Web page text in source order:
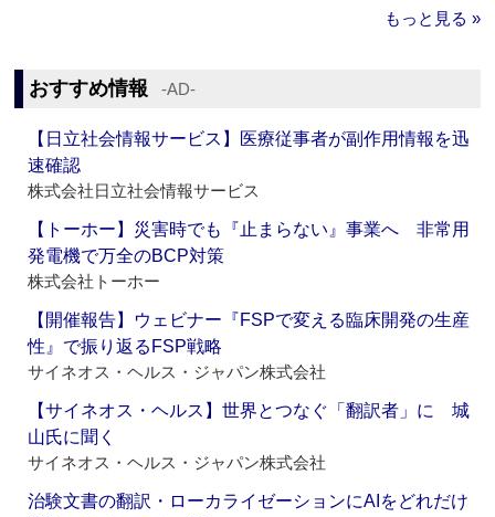
もっと見る »
おすすめ情報 ‐AD‐
【日立社会情報サービス】医療従事者が副作用情報を迅
速確認
株式会社日立社会情報サービス
【トーホー】災害時でも『止まらない』事業へ 非常用
発電機で万全のBCP対策
株式会社トーホー
【開催報告】ウェビナー『FSPで変える臨床開発の生産
性』で振り返るFSP戦略
サイネオス・ヘルス・ジャパン株式会社
【サイネオス・ヘルス】世界とつなぐ「翻訳者」に 城
山氏に聞く
サイネオス・ヘルス・ジャパン株式会社
治験文書の翻訳・ローカライゼーションにAIをどれだけ